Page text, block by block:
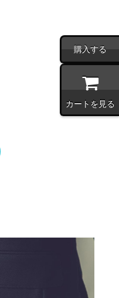
購入する
カートを見る